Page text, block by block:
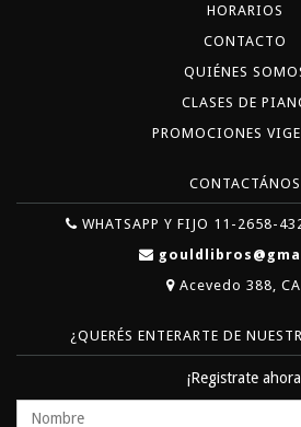
HORARIOS
CONTACTO
QUIÉNES
CLASES DE
PROMOCIONES
CONTACTÁNOS
WHATSAPP Y FIJO 11-2658-
Acevedo 388,
¿QUERÉS ENTERARTE DE
¡Registrate